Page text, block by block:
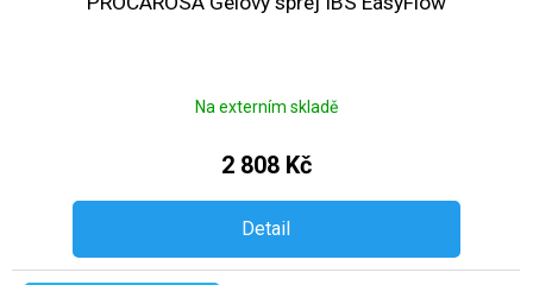
Na externím skladě
2 808 Kč
Detail